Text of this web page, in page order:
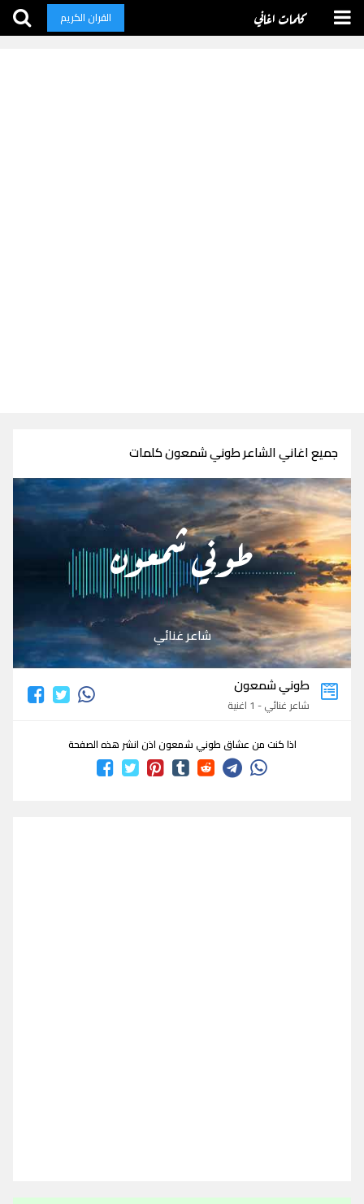
كلمات اغاني القران الكريم
جميع اغاني الشاعر طوني شمعون كلمات
طوني شمعون
شاعر غنائي
طوني شمعون
شاعر غنائي - 1 اغنية
اذا كنت من عشاق طوني شمعون اذن انشر هذه الصفحة